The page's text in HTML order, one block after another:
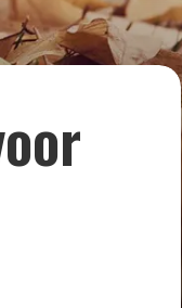
Bekijk alle foto's